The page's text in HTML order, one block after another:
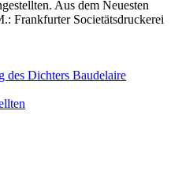
Aus dem Neuesten
Frankfurter Societätsdruckerei
des Dichters Baudelaire